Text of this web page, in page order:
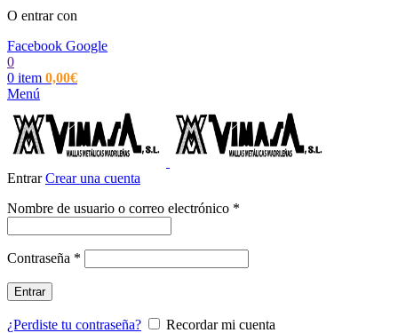
O entrar con
Facebook Google
0
0 item 0,00€
Menú
EntrarCrear una cuenta
Nombre de usuario o correo electrónico *
Contraseña *
Entrar
¿Perdiste tu contraseña?
Recordar mi cuenta